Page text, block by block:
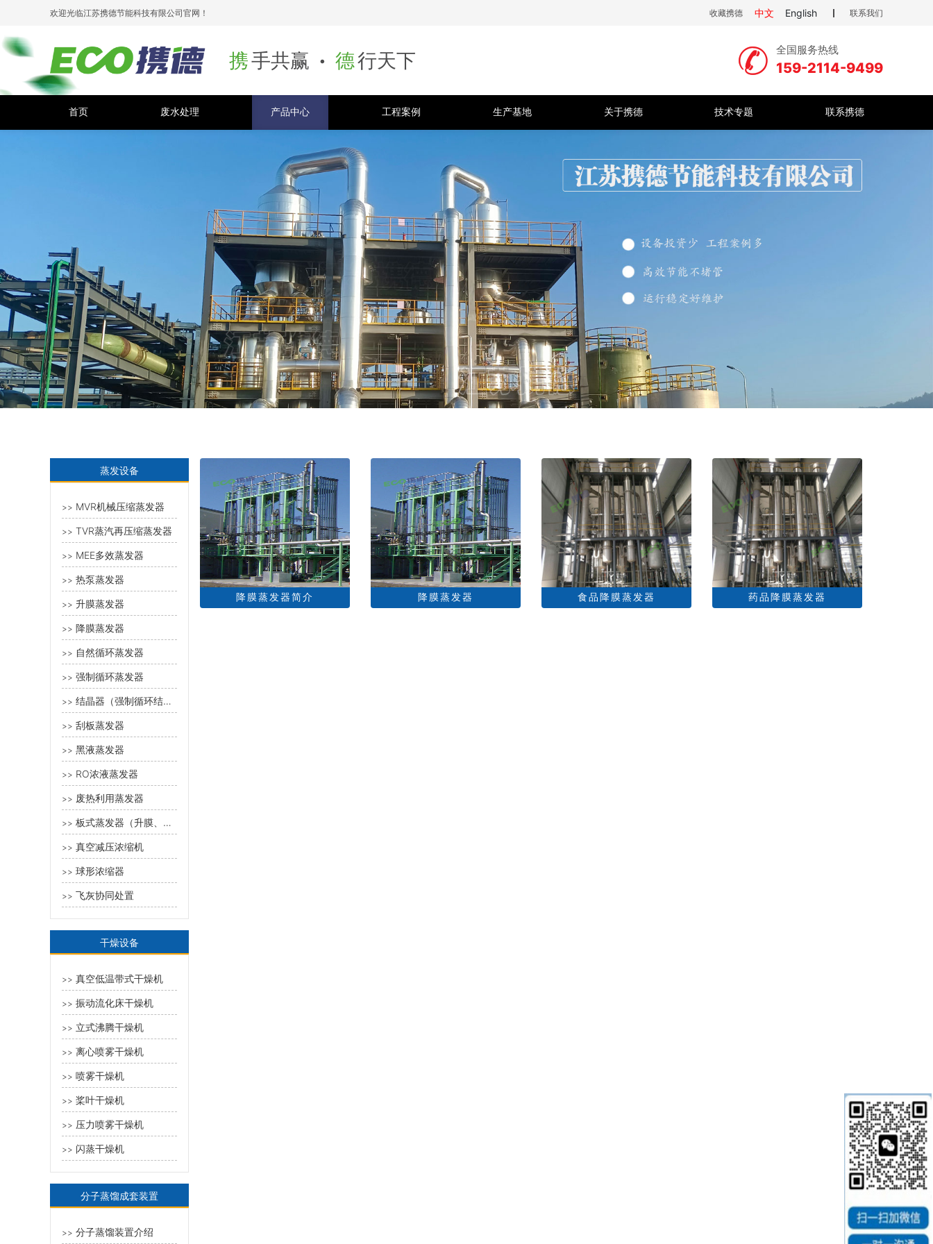
欢迎光临江苏携德节能科技有限公司官网！ 收藏携德 中文 English 联系我们
携手共赢 . 德行天下 全国服务热线
159-2114-9499
首页 废水处理 产品中心 工程案例 生产基地 关于携德 技术专题 联系携德
蒸发设备
>> MVR机械压缩蒸发器
>> TVR蒸汽再压缩蒸发器
>> MEE多效蒸发器
>> 热泵蒸发器
>> 升膜蒸发器
>> 降膜蒸发器
>> 自然循环蒸发器
>> 强制循环蒸发器
>> 结晶器（强制循环结晶器、奥斯陆型蒸发器、DTB型蒸发结晶器）
>> 刮板蒸发器
>> 黑液蒸发器
>> RO浓液蒸发器
>> 废热利用蒸发器
>> 板式蒸发器（升膜、降膜、强制循环）
>> 真空减压浓缩机
>> 球形浓缩器
>> 飞灰协同处置
干燥设备
>> 真空低温带式干燥机
>> 振动流化床干燥机
>> 立式沸腾干燥机
>> 离心喷雾干燥机
>> 喷雾干燥机
>> 桨叶干燥机
>> 压力喷雾干燥机
>> 闪蒸干燥机
分子蒸馏成套装置
>> 分子蒸馏装置介绍
降膜蒸发器简介 降膜蒸发器 食品降膜蒸发器 药品降膜蒸发器